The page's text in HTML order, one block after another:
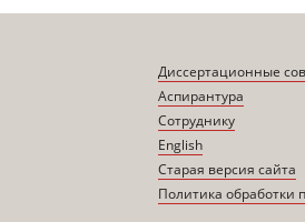
Диссертационные
Аспирантура
Сотруднику
English
Старая версия сайта
Политика обработки